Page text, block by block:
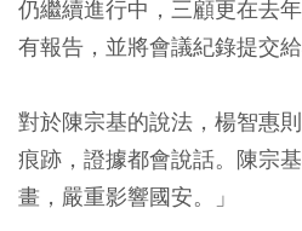
仍繼續進行中，三顧更在去
有報告，並將會議紀錄提交給
對於陳宗基的說法，楊智惠
痕跡，證據都會說話。陳宗
畫，嚴重影響國安。」